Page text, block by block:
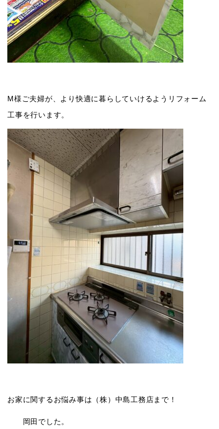
M様ご夫婦が、より快適に暮らしていけるようリフォーム
工事を行います。
お家に関するお悩み事は（株）中島工務店まで！
岡田でした。